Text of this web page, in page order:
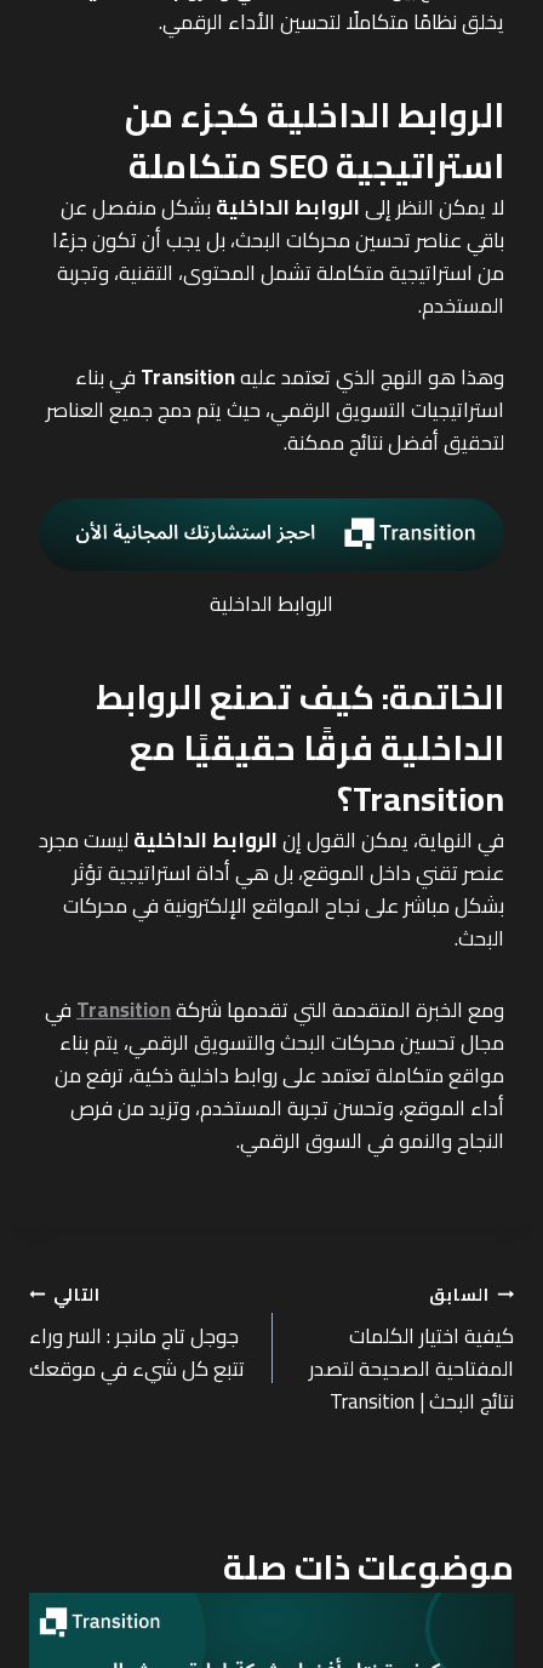
يخلق نظامًا متكاملًا لتحسين الأداء الرقمي.
الروابط الداخلية كجزء من
استراتيجية SEO متكاملة
لا يمكن النظر إلىالروابط الداخليةبشكل منفصل عن
باقي عناصر تحسين محركات البحث، بل يجب أن تكون جزءًا
من استراتيجية متكاملة تشمل المحتوى، التقنية، وتجربة
المستخدم.
وهذا هو النهج الذي تعتمد عليهTransitionفي بناء
استراتيجيات التسويق الرقمي، حيث يتم دمج جميع العناصر
لتحقيق أفضل نتائج ممكنة.
الروابط الداخلية
الخاتمة: كيف تصنع الروابط
الداخلية فرقًا حقيقيًا مع
Transition؟
في النهاية، يمكن القول إنالروابط الداخليةليست مجرد
عنصر تقني داخل الموقع، بل هي أداة استراتيجية تؤثر
بشكل مباشر على نجاح المواقع الإلكترونية في محركات
البحث.
ومع الخبرة المتقدمة التي تقدمها شركةTransitionفي
مجال تحسين محركات البحث والتسويق الرقمي، يتم بناء
مواقع متكاملة تعتمد على روابط داخلية ذكية، ترفع من
أداء الموقع، وتحسن تجربة المستخدم، وتزيد من فرص
النجاح والنمو في السوق الرقمي.
السابق
كيفية اختيار الكلمات
المفتاحية الصحيحة لتصدر
نتائج البحث | Transition
التالي
جوجل تاج مانجر : السر وراء
تتبع كل شيء في موقعك
موضوعات ذات صلة